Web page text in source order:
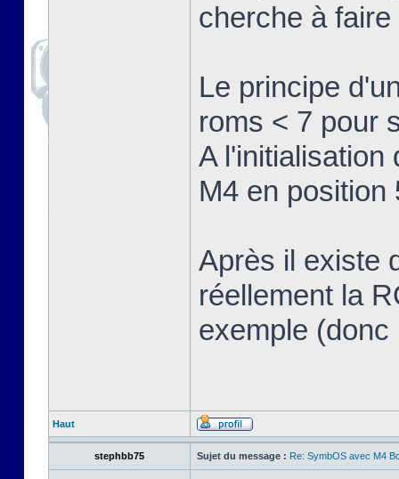
cherche à
Le principe
roms < 7 pour
A l'initialisation
M4 en position
Après il existe
réellement la
exemple
Haut
stephbb75 Sujet du message : Re: SymbOS avec M4